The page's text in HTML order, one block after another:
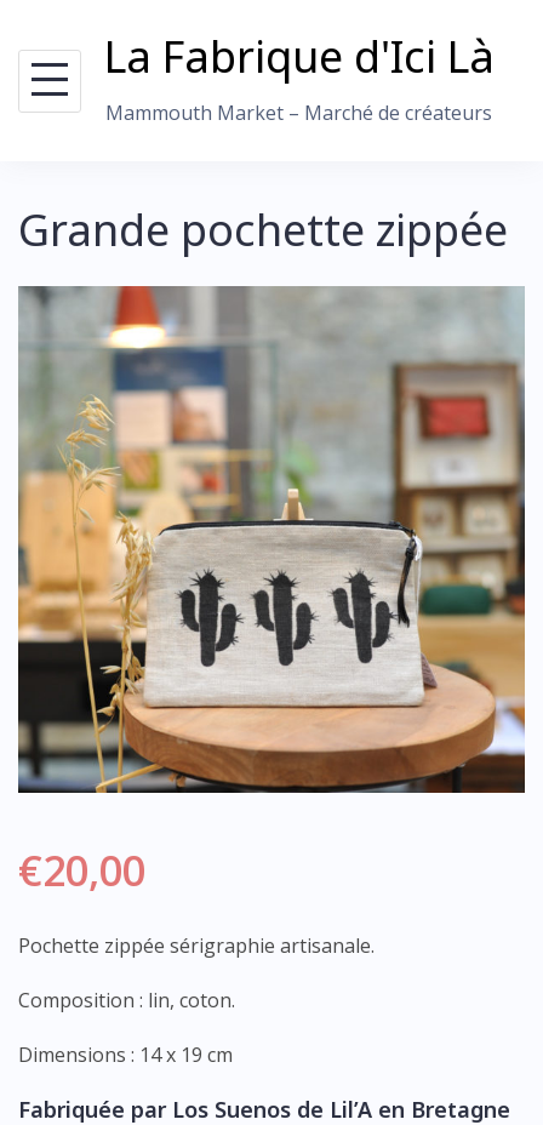
to
content
La Fabrique d'Ici Là
Mammouth Market – Marché de créateurs
Grande pochette zippée
€20,00
Pochette zippée sérigraphie artisanale.
Composition : lin, coton.
Dimensions : 14 x 19 cm
Fabriquée par Los Suenos de Lil’A en Bretagne